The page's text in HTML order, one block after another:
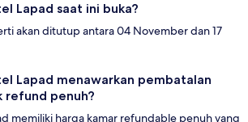
Lapad saat ini buka?
akan ditutup antara 04 November dan 17
Lapad menawarkan pembatalan
refund penuh?
memiliki harga kamar refundable penuh yang